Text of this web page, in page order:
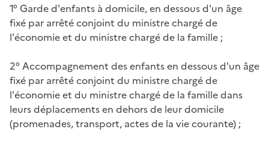
1° Garde d'enfants à domicile, en dessous d'un âge
fixé par arrêté conjoint du ministre chargé de
l'économie et du ministre chargé de la famille ;
2° Accompagnement des enfants en dessous d'un âge
fixé par arrêté conjoint du ministre chargé de
l'économie et du ministre chargé de la famille dans
leurs déplacements en dehors de leur domicile
(promenades, transport, actes de la vie courante) ;